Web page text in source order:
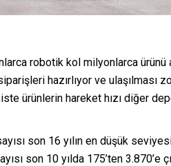
robotik kol milyonlarca ürünü
hazırlıyor ve ulaşılması
ürünlerin hareket hızı diğer
son 16 yılın en düşük
son 10 yılda 175’ten 3.870’e